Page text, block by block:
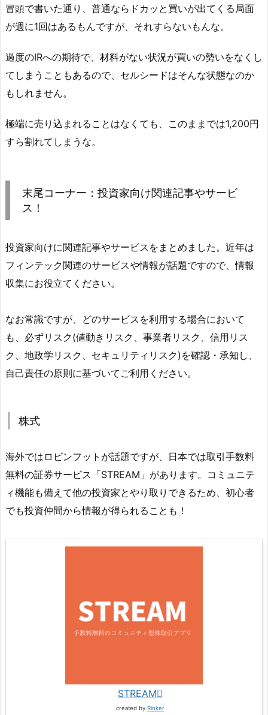
冒頭で書いた通り、普通ならドカッと買いが出てくる局面
が週に1回はあるもんですが、それすらないもんな。
過度のIRへの期待で、材料がない状況が買いの勢いをなくし
てしまうこともあるので、セルシードはそんな状態なのか
もしれません。
極端に売り込まれることはなくても、このままでは1,200円
すら割れてしまうな。
末尾コーナー：投資家向け関連記事やサービ
ス！
投資家向けに関連記事やサービスをまとめました。近年は
フィンテック関連のサービスや情報が話題ですので、情報
収集にお役立てください。
なお常識ですが、どのサービスを利用する場合において
も、必ずリスク(値動きリスク、事業者リスク、信用リス
ク、地政学リスク、セキュリティリスク)を確認・承知し、
自己責任の原則に基づいてご利用ください。
株式
海外ではロビンフットが話題ですが、日本では取引手数料
無料の証券サービス「STREAM」があります。コミュニテ
ィ機能も備えて他の投資家とやり取りできるため、初心者
でも投資仲間から情報が得られることも！
STREAM
created by Rinker